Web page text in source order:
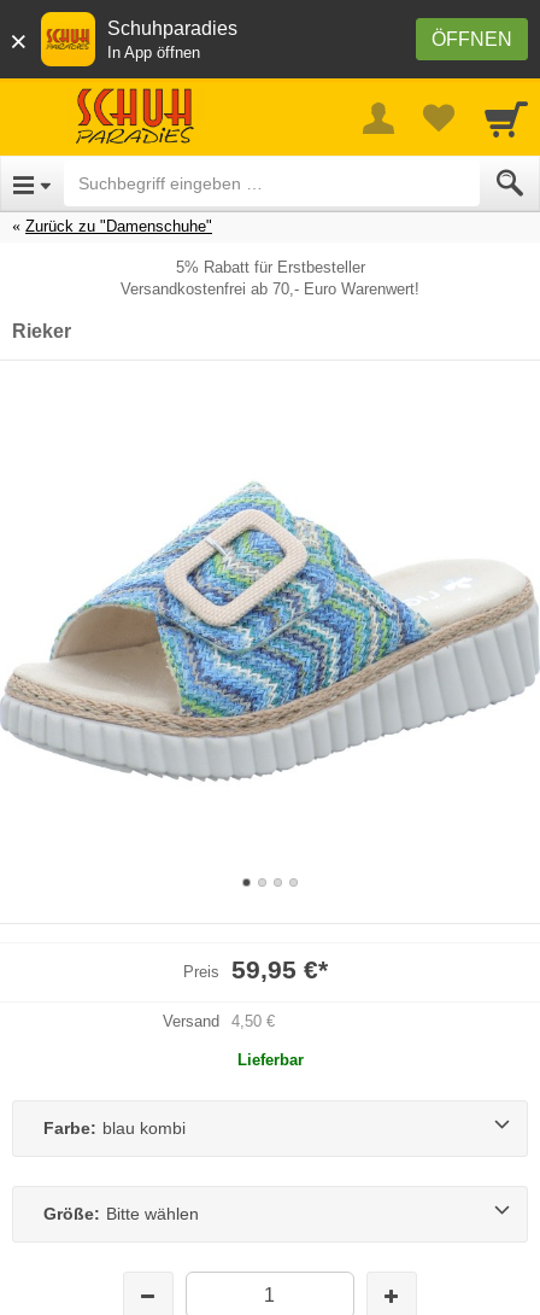
× ÖFFNEN
Schuhparadies
In App öffnen
Zurück zu "Damenschuhe"
5% Rabatt für Erstbesteller
Versandkostenfrei ab 70,- Euro Warenwert!
Rieker
Preis 59,95 €*
Versand 4,50 €
Lieferbar
Farbe: blau kombi
Größe: Bitte wählen